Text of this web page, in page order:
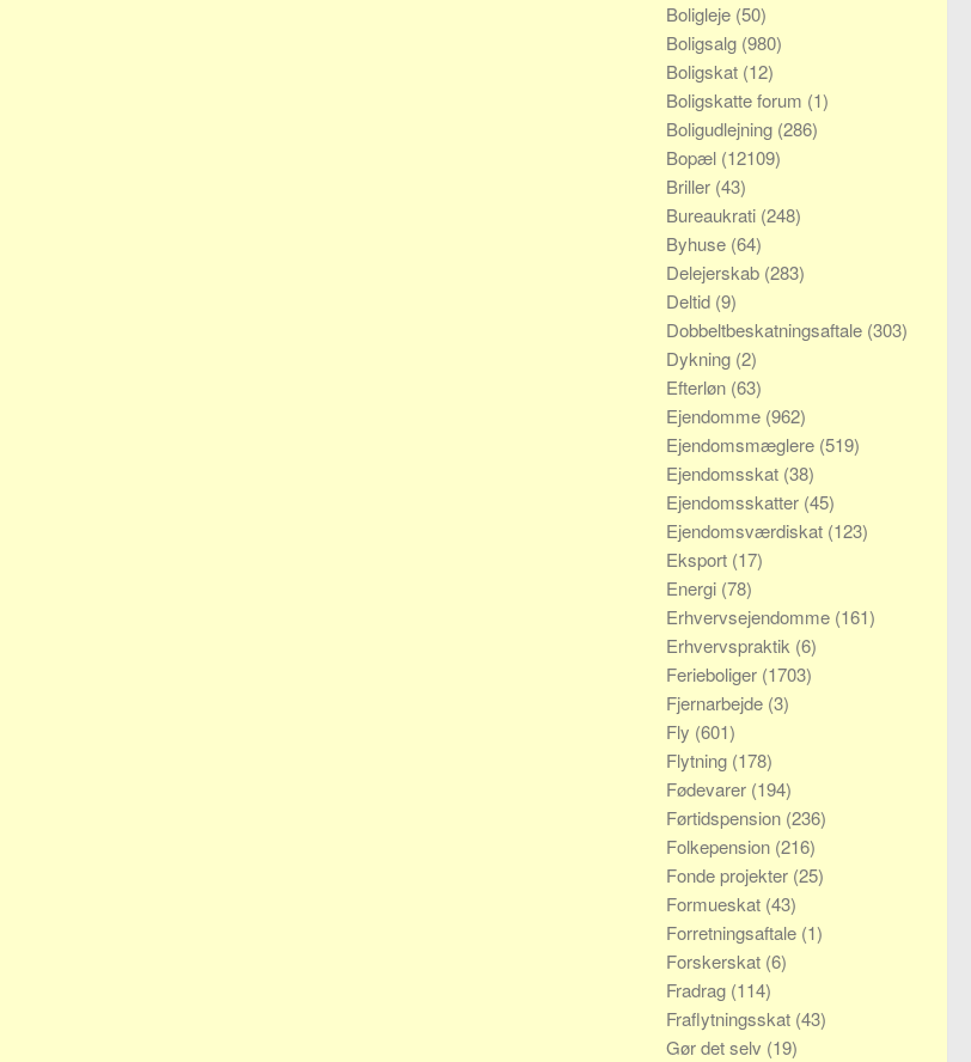
Boligleje (50)
Boligsalg (980)
Boligskat (12)
Boligskatte forum (1)
Boligudlejning (286)
Bopæl (12109)
Briller (43)
Bureaukrati (248)
Byhuse (64)
Delejerskab (283)
Deltid (9)
Dobbeltbeskatningsaftale (303)
Dykning (2)
Efterløn (63)
Ejendomme (962)
Ejendomsmæglere (519)
Ejendomsskat (38)
Ejendomsskatter (45)
Ejendomsværdiskat (123)
Eksport (17)
Energi (78)
Erhvervsejendomme (161)
Erhvervspraktik (6)
Ferieboliger (1703)
Fjernarbejde (3)
Fly (601)
Flytning (178)
Fødevarer (194)
Førtidspension (236)
Folkepension (216)
Fonde projekter (25)
Formueskat (43)
Forretningsaftale (1)
Forskerskat (6)
Fradrag (114)
Fraflytningsskat (43)
Gør det selv (19)